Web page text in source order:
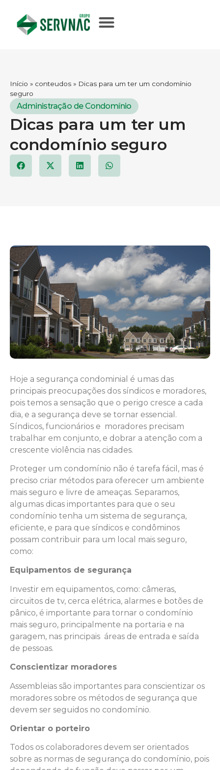
Início » conteudos » Dicas para um ter um condomínio
seguro
Administração de Condomínio
Dicas para um ter um
condomínio seguro
Hoje a segurança condominial é umas das
principais preocupações dos síndicos e moradores,
pois temos a sensação que o perigo cresce a cada
dia, e a segurança deve se tornar essencial.
Síndicos, funcionários e moradores precisam
trabalhar em conjunto, e dobrar a atenção com a
crescente violência nas cidades.
Proteger um condomínio não é tarefa fácil, mas é
preciso criar métodos para oferecer um ambiente
mais seguro e livre de ameaças. Separamos,
algumas dicas importantes para que o seu
condomínio tenha um sistema de segurança,
eficiente, e para que síndicos e condôminos
possam contribuir para um local mais seguro,
como:
Equipamentos de segurança
Investir em equipamentos, como: câmeras,
circuitos de tv, cerca elétrica, alarmes e botões de
pânico, é importante para tornar o condomínio
mais seguro, principalmente na portaria e na
garagem, nas principais áreas de entrada e saída
de pessoas.
Conscientizar moradores
Assembleias são importantes para conscientizar os
moradores sobre os métodos de segurança que
devem ser seguidos no condomínio.
Orientar o porteiro
Todos os colaboradores devem ser orientados
sobre as normas de segurança do condomínio, pois